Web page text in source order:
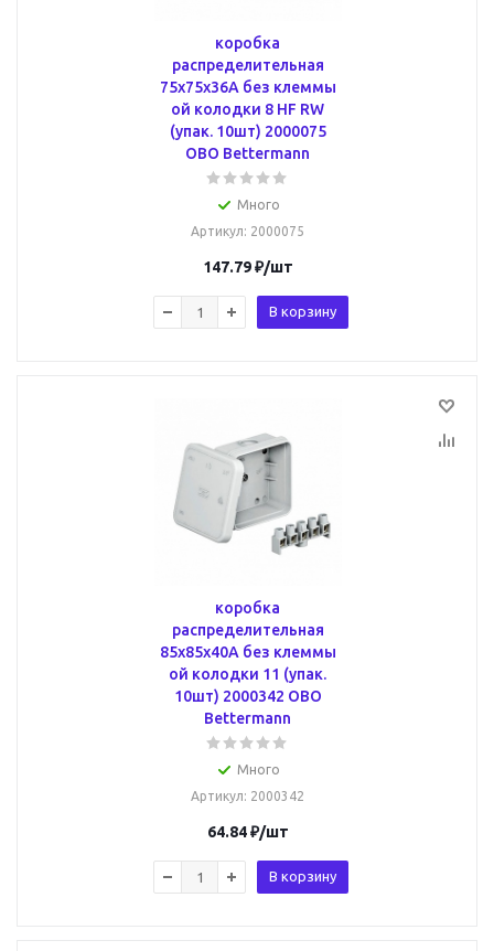
коробка
распределительная
75x75x36A без клеммы
ой колодки 8 HF RW
(упак. 10шт) 2000075
OBO Bettermann
Много
Артикул: 2000075
147.79₽/шт
В корзину
коробка
распределительная
85x85x40A без клеммы
ой колодки 11 (упак.
10шт) 2000342 OBO
Bettermann
Много
Артикул: 2000342
64.84₽/шт
В корзину